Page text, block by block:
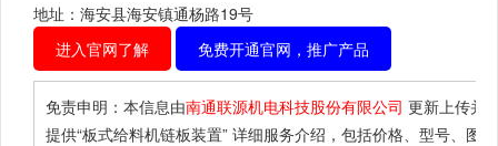
地址：海安县海安镇通杨路19号
进入官网了解
免费开通官网，推广产品
免责申明：本信息由南通联源机电科技股份有限公司 更新上传并
提供“板式给料机链板装置” 详细服务介绍，包括价格、型号、图